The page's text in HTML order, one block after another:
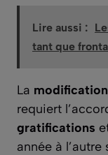
Lire aussi :
tant que
La modification
requiert
gratifications
année à l’autre